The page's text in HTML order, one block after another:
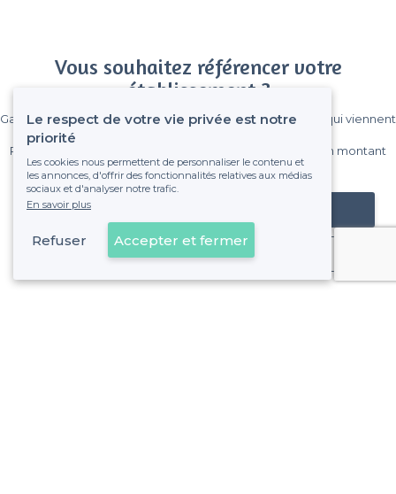
Vous souhaitez référencer votre
établissement ?
Gagnez de nombreux clients parmi le million de visiteurs qui viennent
Pas de commissions et sans engagement, vous payez un montant
fixe sans risque de voir déraper la facture.
Référencer mon établissement
Déjà client
Le respect de votre vie privée est notre
priorité
Les cookies nous permettent de personnaliser le contenu et
les annonces, d'offrir des fonctionnalités relatives aux médias
sociaux et d'analyser notre trafic.
En savoir plus
Refuser Accepter et fermer